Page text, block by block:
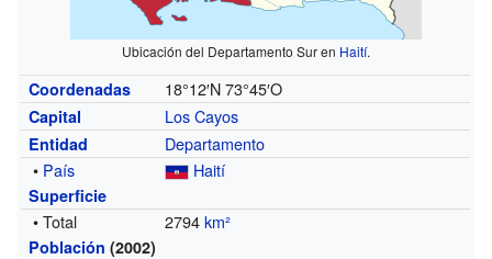
Ubicación del Departamento Sur en Haití.
Coordenadas 18°12′N 73°45′O
Capital Los Cayos
Entidad
Departamento
• País Haití
Superficie
• Total 2794km²
Población (2002)